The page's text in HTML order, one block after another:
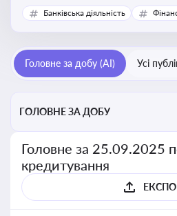
зміни у законодавстві та
Банківська діяльність
Головне за добу (AI) Усі
ГОЛОВНЕ ЗА ДОБУ
Головне за 25.09.2025
кредитування